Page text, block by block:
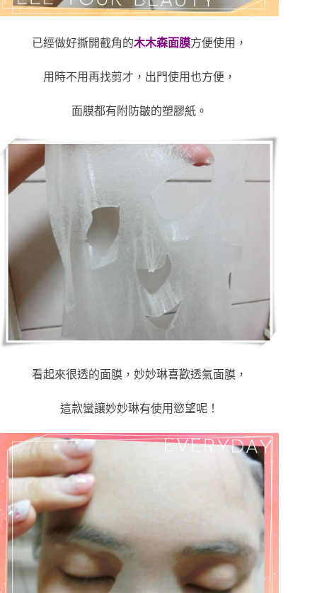
已經做好撕開截角的木木森面膜方便使用，
用時不用再找剪才，出門使用也方便，
面膜都有附防皺的塑膠紙。
看起來很透的面膜，妙妙琳喜歡透氣面膜，
這款蠻讓妙妙琳有使用慾望呢！